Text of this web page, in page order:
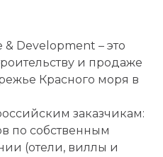
Development – это
и продаже
Красного моря в
заказчикам:
по собственным
(отели, виллы и